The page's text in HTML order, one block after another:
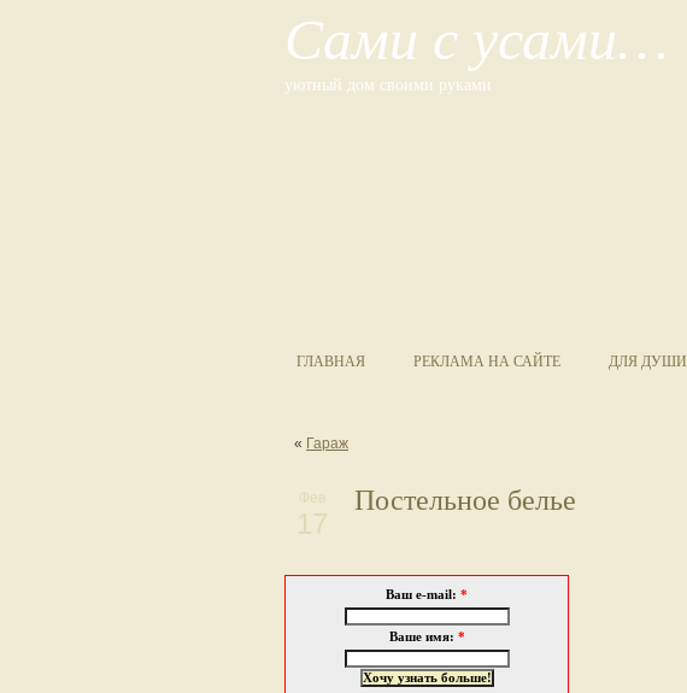
Сами с усами…
уютный дом своими руками
ГЛАВНАЯ РЕКЛАМА НА САЙТЕ ДЛЯ ДУШИ
« Гараж
Фев
17
Постельное белье
Ваш e-mail: *
Ваше имя: *